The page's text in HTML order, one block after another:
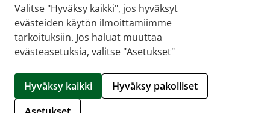
Valitse "Hyväksy kaikki", jos hyväksyt
evästeiden käytön ilmoittamiimme
tarkoituksiin. Jos haluat muuttaa
evästeasetuksia, valitse "Asetukset"
Hyväksy kaikki
Hyväksy pakolliset
Fimean vaihde:
029 522 3341
Hallitse evästeitä